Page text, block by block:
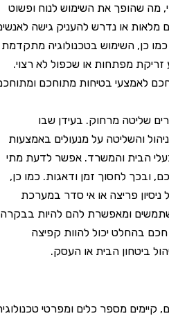
את השימוש לנוח ופשוט
או נדרש להעניק גישה לאנשים
השימוש בטכנולוגיה מתקדמת
מפתחות או שכפול לא רצוי.
בטיחות מתוחכם ומתוחכם
מרחוק. בעידן שבו
והשליטה על מנעולים באמצעות
והמשרד. אפשר לדעת מתי
לחסוך זמן ודאגות. כמו כן,
פריצה או אי סדר במערכת
ומאפשרת להם להיות בבקרה
יכול להוות קפיצה
הבית או העסק.
מספר כלים ומפרטי טכנולוגיה